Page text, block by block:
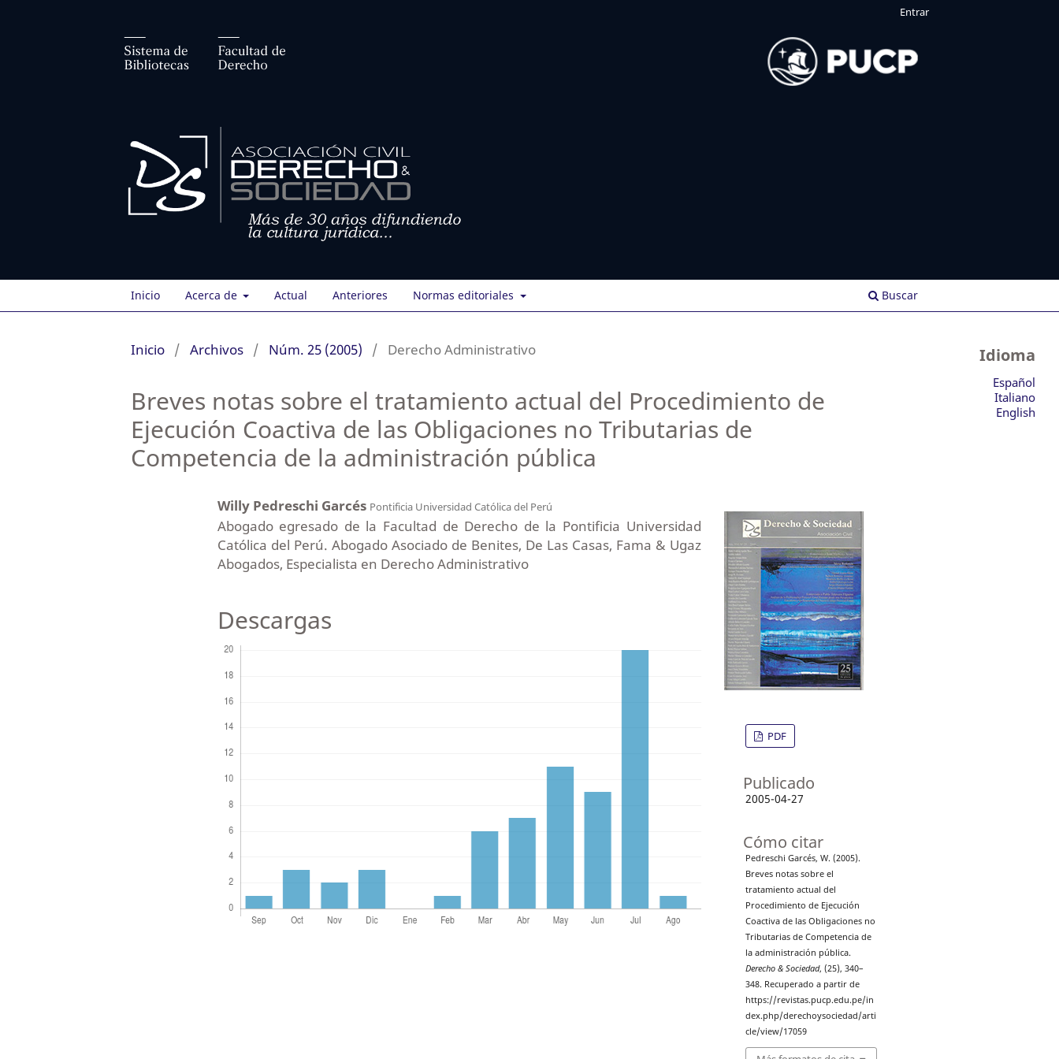
Inicio Acerca de Actual Anteriores Normas editoriales Buscar
Entrar
Inicio / Archivos / Núm. 25 (2005) / Derecho Administrativo
Breves notas sobre el tratamiento actual del Procedimiento de
Ejecución Coactiva de las Obligaciones no Tributarias de
Competencia de la administración pública
Willy Pedreschi Garcés Pontificia Universidad Católica del Perú
Abogado egresado de la Facultad de Derecho de la Pontificia Universidad
Católica del Perú. Abogado Asociado de Benites, De Las Casas, Fama & Ugaz
Abogados, Especialista en Derecho Administrativo
Descargas
PDF
Publicado
2005-04-27
Cómo citar
Pedreschi Garcés, W. (2005).
Breves notas sobre el
tratamiento actual del
Procedimiento de Ejecución
Coactiva de las Obligaciones no
Tributarias de Competencia de
la administración pública.
Derecho & Sociedad, (25), 340–
348. Recuperado a partir de
https://revistas.pucp.edu.pe/in
dex.php/derechoysociedad/arti
cle/view/17059
Idioma
Español
Italiano
English